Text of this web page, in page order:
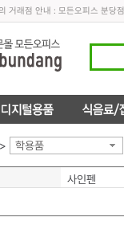
거래점 안내 : 모든오피스 분당점
학용품
사인펜